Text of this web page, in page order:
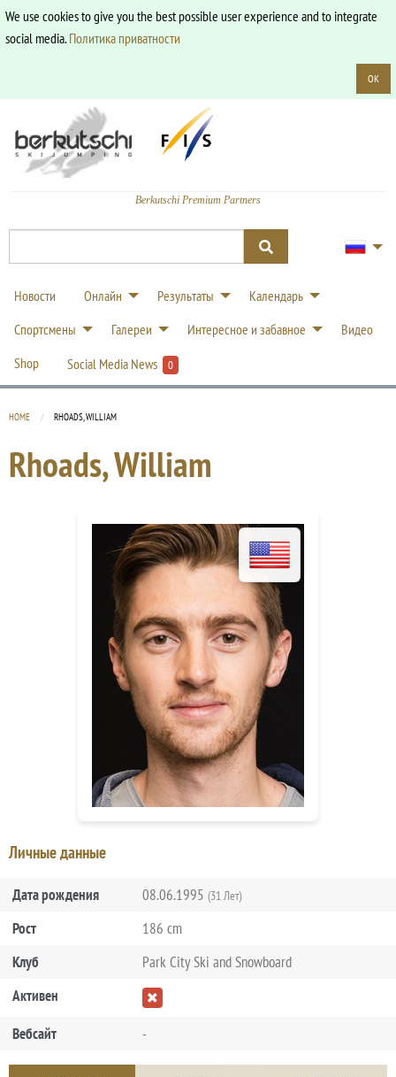
We use cookies to give you the best possible user experience and to integrate
social media.Политика приватности
OK
Berkutschi Premium Partners
Новости Онлайн Результаты
Календарь
Спортсмены
Галереи Интересное и забавное
Видео
Shop
Social Media News 0
HOME CURRENT:
RHOADS, WILLIAM
Rhoads, William
Личные данные
Дата рождения 08.06.1995 (31 Лет)
Рост
186 cm
Клуб
Park City Ski and Snowboard
Активен
Вебсайт
-